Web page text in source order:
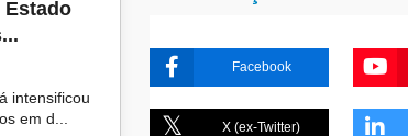
Estado
intensificou
em d...
Facebook
X (ex-Twitter)